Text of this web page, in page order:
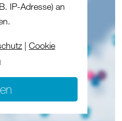
IP-Adresse) an
|Cookie